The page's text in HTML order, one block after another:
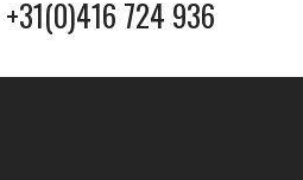
+31(0)416 724 936